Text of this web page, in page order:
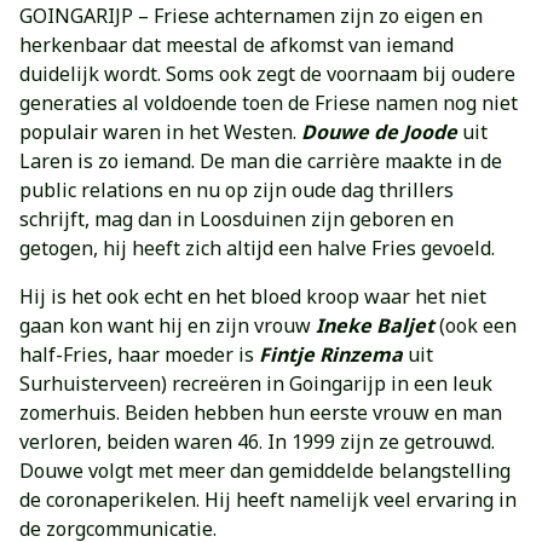
GOINGARIJP – Friese achternamen zijn zo eigen en
herkenbaar dat meestal de afkomst van iemand
duidelijk wordt. Soms ook zegt de voornaam bij oudere
generaties al voldoende toen de Friese namen nog niet
populair waren in het Westen. Douwe de Joodeuit
Laren is zo iemand. De man die carrière maakte in de
public relations en nu op zijn oude dag thrillers
schrijft, mag dan in Loosduinen zijn geboren en
getogen, hij heeft zich altijd een halve Fries gevoeld.
Hij is het ook echt en het bloed kroop waar het niet
gaan kon want hij en zijn vrouwIneke Baljet(ook een
half-Fries, haar moeder is Fintje Rinzema uit
Surhuisterveen) recreëren in Goingarijp in een leuk
zomerhuis. Beiden hebben hun eerste vrouw en man
verloren, beiden waren 46. In 1999 zijn ze getrouwd.
Douwe volgt met meer dan gemiddelde belangstelling
de coronaperikelen. Hij heeft namelijk veel ervaring in
de zorgcommunicatie.